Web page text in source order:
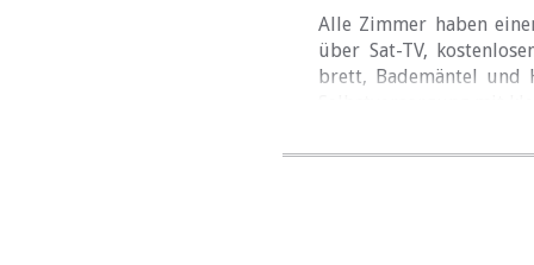
Alle Zimmer haben
über Sat-TV,
brett, Bademäntel und
FRÜHSTÜCK
neben einer